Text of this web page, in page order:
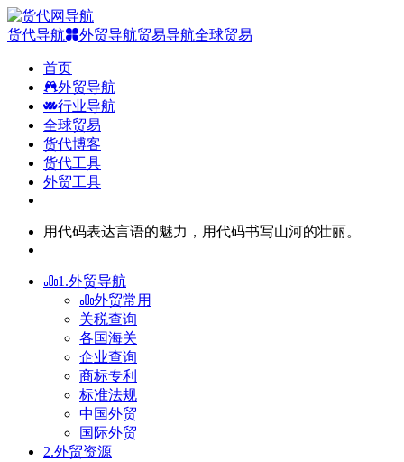
货代导航 外贸导航贸易导航全球贸易
首页
外贸导航
行业导航
全球贸易
货代博客
货代工具
外贸工具
用代码表达言语的魅力，用代码书写山河的壮丽。
1.外贸导航
外贸常用
关税查询
各国海关
企业查询
商标专利
标准法规
中国外贸
国际外贸
2.外贸资源